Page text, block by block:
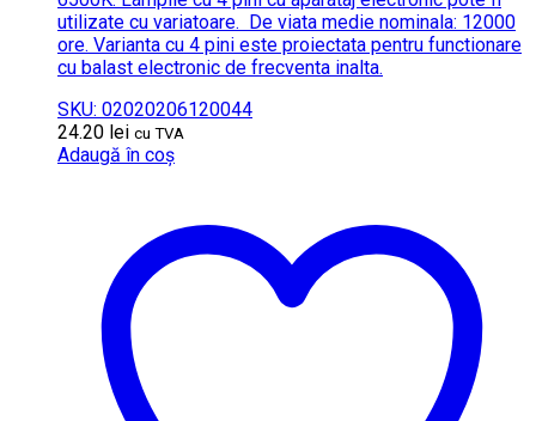
utilizate cu variatoare. De viata medie nominala: 12000
ore. Varianta cu 4 pini este proiectata pentru functionare
cu balast electronic de frecventa inalta.
SKU: 02020206120044
24.20 lei cu TVA
Adaugă în coș